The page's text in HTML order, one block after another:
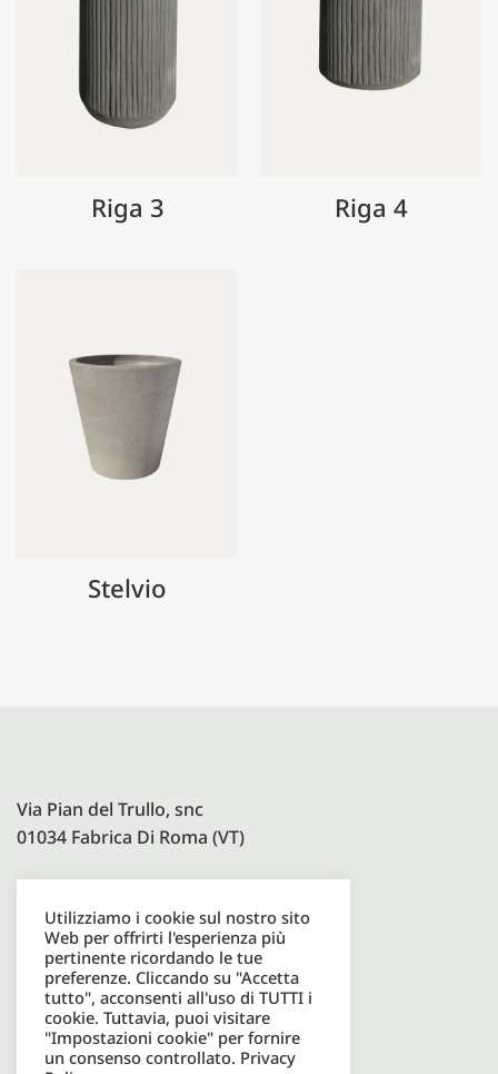
Riga 3 Riga 4
Stelvio
Via Pian del Trullo, snc
01034 Fabrica Di Roma (VT)
Paolelli Garden Srl
P.I. 08600931003
Tel. +39 0761598049
Email. info@paolellioutdoor.it
Utilizziamo i cookie sul nostro sito
Web per offrirti l'esperienza più
pertinente ricordando le tue
preferenze. Cliccando su "Accetta
tutto", acconsenti all'uso di TUTTI i
cookie. Tuttavia, puoi visitare
"Impostazioni cookie" per fornire
un consenso controllato. Privacy